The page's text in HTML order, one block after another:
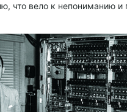
что вело к непониманию